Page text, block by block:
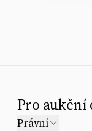
Pro aukční
Právní